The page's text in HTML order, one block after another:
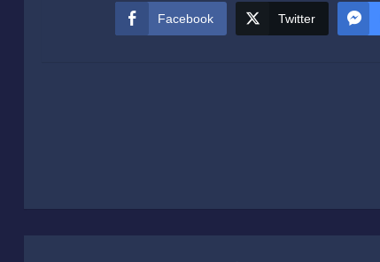
Facebook Twitter